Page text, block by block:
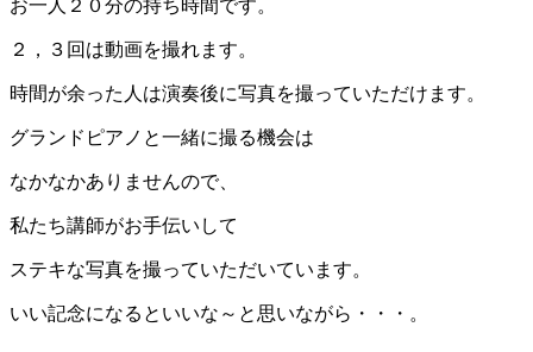
お一人２０分の持ち時間です。
２，３回は動画を撮れます。
時間が余った人は演奏後に写真を撮っていただけます。
グランドピアノと一緒に撮る機会は
なかなかありませんので、
私たち講師がお手伝いして
ステキな写真を撮っていただいています。
いい記念になるといいな～と思いながら・・・。